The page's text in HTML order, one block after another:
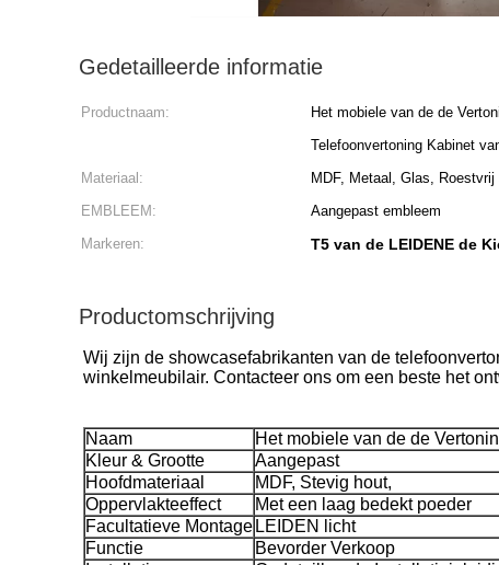
Gedetailleerde informatie
Productnaam:
Het mobiele van de de
Telefoonvertoning Kabinet
Materiaal: MDF, Metaal, Glas, Roestvrij
EMBLEEM:
Aangepast embleem
Markeren:
T5 van de LEIDENE de
Productomschrijving
Wij zijn de showcasefabrikanten van de
winkelmeubilair. Contacteer ons om een beste het
Naam
Het mobiele van de de
Kleur & Grootte
Aangepast
Hoofdmateriaal
MDF, Stevig hout,
Oppervlakteeffect
Met een laag bedekt poeder
Facultatieve Montage LEIDEN licht
Functie
Bevorder Verkoop